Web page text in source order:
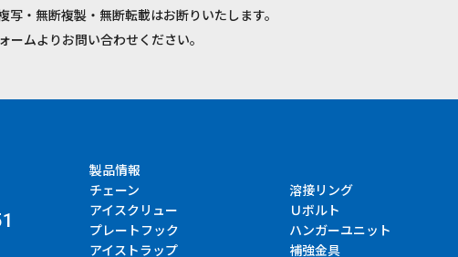
・無断複製・無断転載はお断りいたします。
ムよりお問い合わせください。
製品情報
チェーン
溶接リング
アイスクリュー
Ｕボルト
プレートフック
ハンガーユニット
アイストラップ
補強金具